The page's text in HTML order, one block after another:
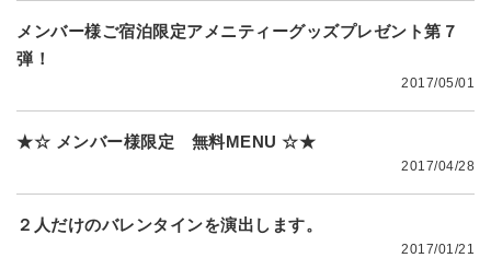
メンバー様ご宿泊限定アメニティーグッズプレゼント第７
弾！
2017/05/01
★☆ メンバー様限定 無料MENU ☆★
2017/04/28
２人だけのバレンタインを演出します。
2017/01/21